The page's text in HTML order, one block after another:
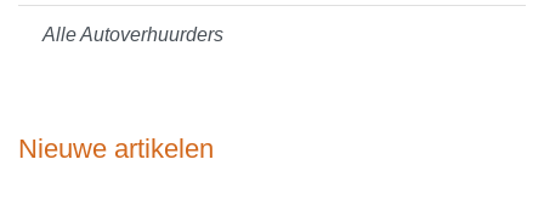
Alle Autoverhuurders
Nieuwe artikelen